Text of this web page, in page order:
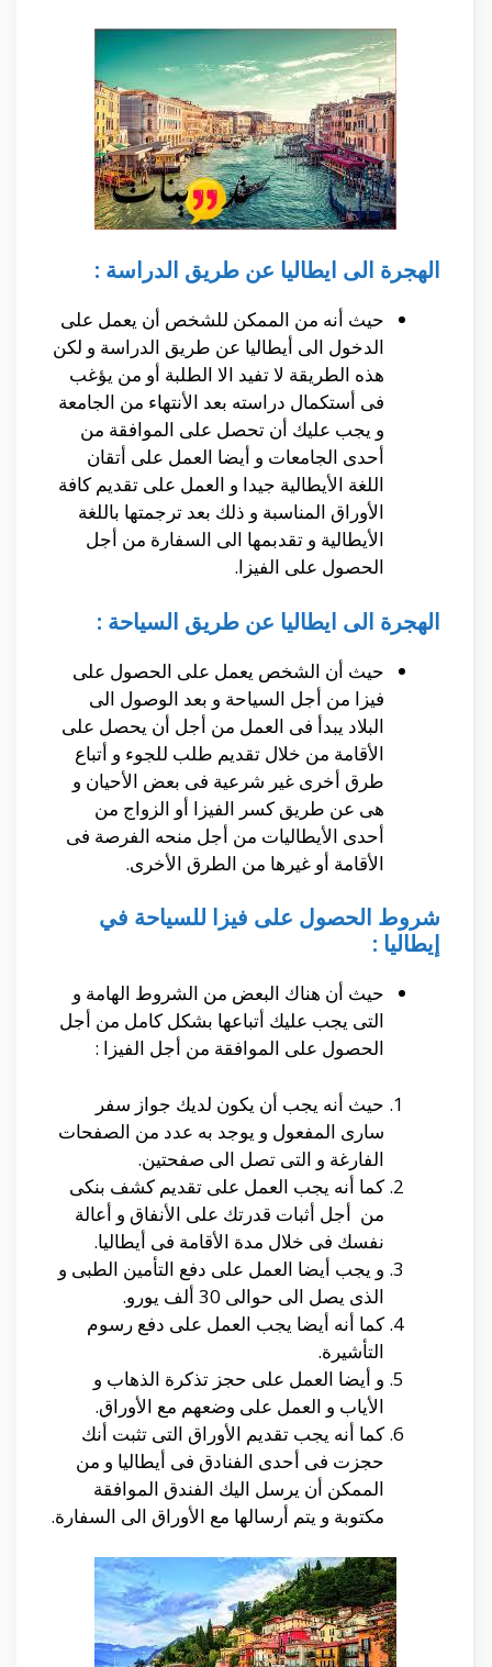
الهجرة الى ايطاليا عن طريق الدراسة :
حيث أنه من الممكن للشخص أن يعمل على
الدخول الى أيطاليا عن طريق الدراسة و لكن
هذه الطريقة لا تفيد الا الطلبة أو من يؤغب
فى أستكمال دراسته بعد الأنتهاء من الجامعة
و يجب عليك أن تحصل على الموافقة من
أحدى الجامعات و أيضا العمل على أتقان
اللغة الأيطالية جيدا و العمل على تقديم كافة
الأوراق المناسبة و ذلك بعد ترجمتها باللغة
الأيطالية و تقدبمها الى السفارة من أجل
الحصول على الفيزا.
الهجرة الى ايطاليا عن طريق السياحة :
حيث أن الشخص يعمل على الحصول على
فيزا من أجل السياحة و بعد الوصول الى
البلاد يبدأ فى العمل من أجل أن يحصل على
الأقامة من خلال تقديم طلب للجوء و أتباع
طرق أخرى غير شرعية فى بعض الأحيان و
هى عن طريق كسر الفيزا أو الزواج من
أحدى الأيطاليات من أجل منحه الفرصة فى
الأقامة أو غيرها من الطرق الأخرى.
شروط الحصول على فيزا للسياحة في
إيطاليا :
حيث أن هناك البعض من الشروط الهامة و
التى يجب عليك أتباعها بشكل كامل من أجل
الحصول على الموافقة من أجل الفيزا :
حيث أنه يجب أن يكون لديك جواز سفر
سارى المفعول و يوجد به عدد من الصفحات
الفارغة و التى تصل الى صفحتين.
كما أنه يجب العمل على تقديم كشف بنكى
من أجل أثبات قدرتك على الأنفاق و أعالة
نفسك فى خلال مدة الأقامة فى أيطاليا.
و يجب أيضا العمل على دفع التأمين الطبى و
الذى يصل الى حوالى 30 ألف يورو.
كما أنه أيضا يجب العمل على دفع رسوم
التأشيرة.
و أيضا العمل على حجز تذكرة الذهاب و
الأياب و العمل على وضعهم مع الأوراق.
كما أنه يجب تقديم الأوراق التى تثبت أنك
حجزت فى أحدى الفنادق فى أيطاليا و من
الممكن أن يرسل اليك الفندق الموافقة
مكتوبة و يتم أرسالها مع الأوراق الى السفارة.